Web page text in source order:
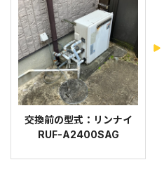
交換前の型式：リンナイ
RUF-A2400SAG